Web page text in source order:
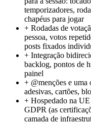
temporizadores,
chapéus para jogar
+ Rodadas de
pessoa, votos
posts fixados
+ Integração
backlog, pontos de
painel
+ @menções e uma
adesivas, cartões,
+ Hospedado na
GDPR (as
camada de